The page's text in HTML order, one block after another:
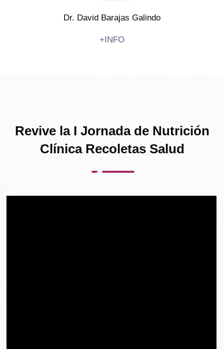
Dr. David Barajas Galindo
+INFO
Revive la I Jornada de Nutrición
Clínica Recoletas Salud